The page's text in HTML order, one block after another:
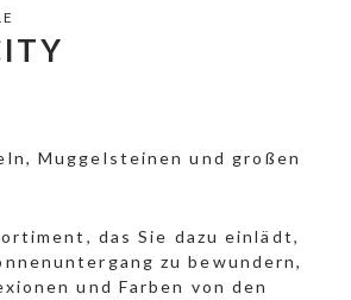
Muggelsteinen und großen
das Sie dazu einlädt,
zu bewundern,
und Farben von den